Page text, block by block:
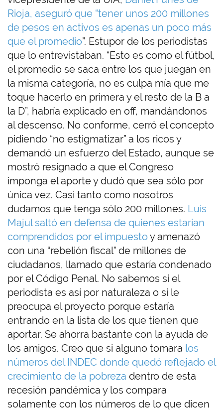
Rioja, aseguró que “tener unos 200 millones
de pesos en activos es apenas un poco más
que el promedio”. Estupor de los periodistas
que lo entrevistaban. “Esto es como el fútbol,
el promedio se saca entre los que juegan en
la misma categoría, no es culpa mía que me
toque hacerlo en primera y el resto de la B a
la D”, habría explicado en off, mandándonos
al descenso. No conforme, cerró el concepto
pidiendo “no estigmatizar” a los ricos y
demandó un esfuerzo del Estado, aunque se
mostró resignado a que el Congreso
imponga el aporte y dudó que sea sólo por
única vez. Casi tanto como nosotros
dudamos que tenga sólo 200 millones. Luis
Majul saltó en defensa de quienes estarían
comprendidos por el impuesto y amenazó
con una “rebelión fiscal” de millones de
ciudadanos, llamado que estaría condenado
por el Código Penal. No sabemos si el
periodista es así por naturaleza o si le
preocupa el proyecto porque estaría
entrando en la lista de los que tienen que
aportar. Se ahorra bastante con la ayuda de
los amigos. Creo que si alguno tomara los
números del INDEC donde quedó reflejado el
crecimiento de la pobreza dentro de esta
recesión pandémica y los compara
solamente con los números de lo que dicen